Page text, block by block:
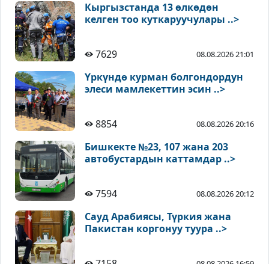
Кыргызстанда 13 өлкөдөн
келген тоо куткаруучулары ..>
7629 08.08.2026 21:01
Үркүндө курман болгондордун
элеси мамлекеттин эсин ..>
8854 08.08.2026 20:16
Бишкекте №23, 107 жана 203
автобустардын каттамдар ..>
7594 08.08.2026 20:12
Сауд Арабиясы, Түркия жана
Пакистан коргонуу туура ..>